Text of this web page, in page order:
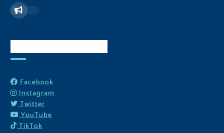
Facebook
Instagram
Twitter
YouTube
TikTok